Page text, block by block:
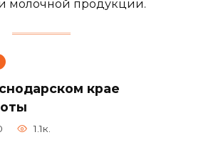
молочной продукции.
крае
1.1к.